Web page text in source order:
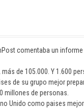
comentaba un
de 105.000. Y 1.600
de su grupo mejor
millones de personas.
Unido como paises